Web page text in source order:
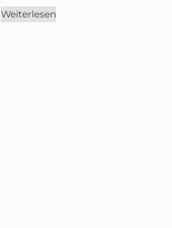
Weiterlesen